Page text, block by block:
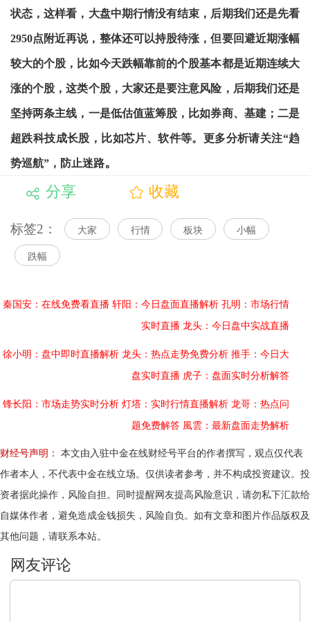
状态，这样看，大盘中期行情没有结束，后期我们还是先看
2950点附近再说，整体还可以持股待涨，但要回避近期涨幅
较大的个股，比如今天跌幅靠前的个股基本都是近期连续大
涨的个股，这类个股，大家还是要注意风险，后期我们还是
坚持两条主线，一是低估值蓝筹股，比如券商、基建；二是
超跌科技成长股，比如芯片、软件等。更多分析请关注“趋
势巡航”，防止迷路。
分享 收藏
标签2： 大家 行情 板块 小幅
跌幅
秦国安：在线免费看直播 轩阳：今日盘面直播解析 孔明：市场行情
实时直播 龙头：今日盘中实战直播
徐小明：盘中即时直播解析 龙头：热点走势免费分析 推手：今日大
盘实时直播 虎子：盘面实时分析解答
锋长阳：市场走势实时分析 灯塔：实时行情直播解析 龙哥：热点问
题免费解答 風雲：最新盘面走势解析
财经号声明：
本文由入驻中金在线财经号平台的作者撰写，观点仅代表
作者本人，不代表中金在线立场。仅供读者参考，并不构成投资建议。投
资者据此操作，风险自担。同时提醒网友提高风险意识，请勿私下汇款给
自媒体作者，避免造成金钱损失，风险自负。如有文章和图片作品版权及
其他问题，请联系本站。